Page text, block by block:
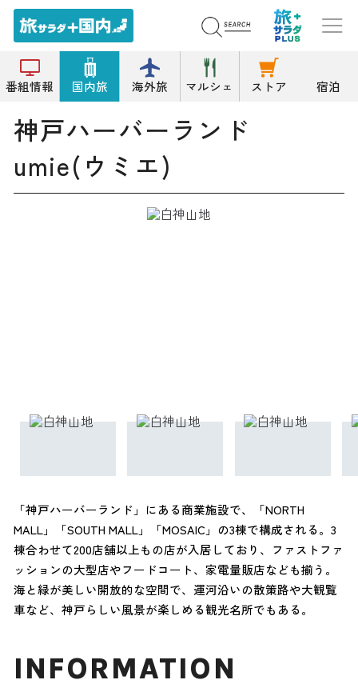
番組情報 国内旅 海外旅 マルシェ ストア 宿泊
トップ 複合施設/商業施設 神戸ハーバーランドumie(ウミエ)
神戸ハーバーランド
umie(ウミエ)
「神戸ハーバーランド」にある商業施設で、「NORTH
MALL」「SOUTH MALL」「MOSAIC」の3棟で構成される。3
棟合わせて200店舗以上もの店が入居しており、ファストファ
ッションの大型店やフードコート、家電量販店なども揃う。
海と緑が美しい開放的な空間で、運河沿いの散策路や大観覧
車など、神戸らしい風景が楽しめる観光名所でもある。
INFORMATION